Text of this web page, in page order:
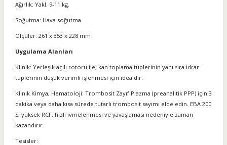
Ağırlık: Yakl. 9-11 kg.
Soğutma: Hava soğutma
Ölçüler: 261 x 353 x 228 mm
Uygulama Alanları
Klinik: Yerleşik açılı rotoru ile, kan toplama tüplerinin yanı sıra idrar
tüplerinin düşük verimli işlenmesi için idealdir.
Klinik Kimya, Hematoloji: Trombosit Zayıf Plazma (preanalitik PPP) için 3
dakika veya daha kısa sürede tutarlı trombosit sayımı elde edin. EBA 200
S, yüksek RCF, hızlı ivmelenmesi ve yavaşlaması nedeniyle zaman
kazandırır.
Tesisler: